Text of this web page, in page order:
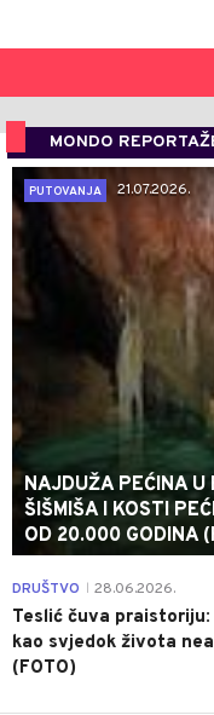
MONDO
PUTOVANJA
21.07.2026.
NAJDUŽA PEĆINA
ŠIŠMIŠA I KOSTI
OD 20.000 GODINA
DRUŠTVO 28.06.2026.
Teslić čuva
kao svjedok života
(FOTO)